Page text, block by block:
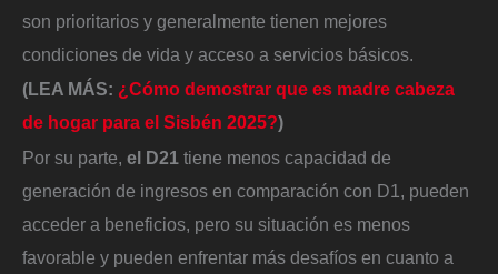
son prioritarios y generalmente tienen mejores
condiciones de vida y acceso a servicios básicos.
(LEA MÁS: ¿Cómo demostrar que es madre cabeza
de hogar para el Sisbén 2025?)
Por su parte, el D21 tiene menos capacidad de
generación de ingresos en comparación con D1, pueden
acceder a beneficios, pero su situación es menos
favorable y pueden enfrentar más desafíos en cuanto a